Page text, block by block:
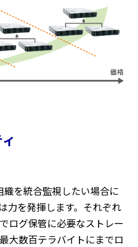
を統合監視したい場合に
力を発揮します。それぞれ
ログ保管に必要なストレー
大数百テラバイトにまでロ